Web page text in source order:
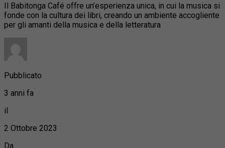
Il Babitonga Café offre un’esperienza unica, in cui la musica si
fonde con la cultura dei libri, creando un ambiente accogliente
per gli amanti della musica e della letteratura
Pubblicato
3 anni fa
il
2 Ottobre 2023
Da